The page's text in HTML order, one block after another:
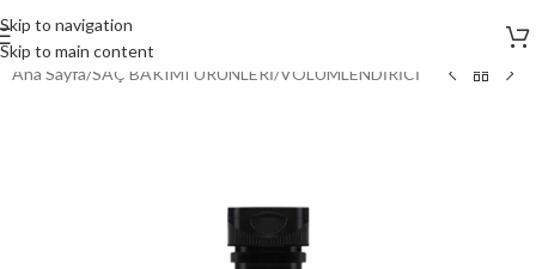
Skip to navigation
Skip to main content
Ana Sayfa/SAÇ BAKIMI ÜRÜNLERİ/VOLÜMLENDİRİCİ